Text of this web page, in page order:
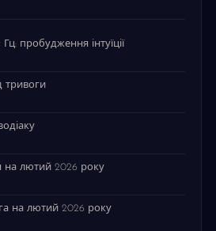
пробудження інтуїції
тривоги
на лютий 2026 року
на лютий 2026 року